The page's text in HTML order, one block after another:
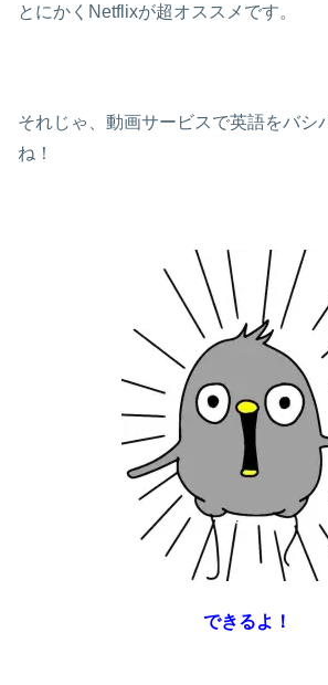
とにかくNetflixが超オススメです。
それじゃ、動画サービスで英語をバシ
ね！
できるよ！